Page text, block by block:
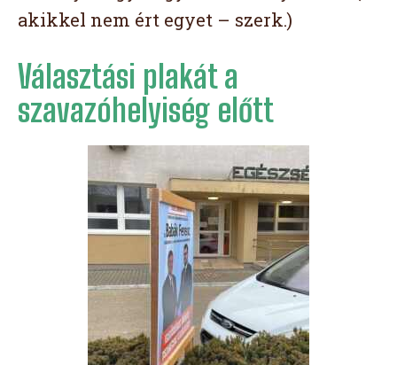
akikkel nem ért egyet – szerk.)
Választási plakát a
szavazóhelyiség előtt